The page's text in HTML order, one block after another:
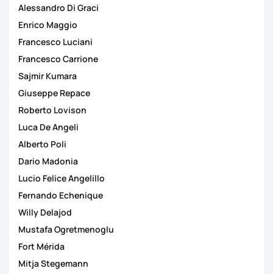
Alessandro Di Graci
Enrico Maggio
Francesco Luciani
Francesco Carrione
Sajmir Kumara
Giuseppe Repace
Roberto Lovison
Luca De Angeli
Alberto Poli
Dario Madonia
Lucio Felice Angelillo
Fernando Echenique
Willy Delajod
Mustafa Ogretmenoglu
Fort Mérida
Mitja Stegemann